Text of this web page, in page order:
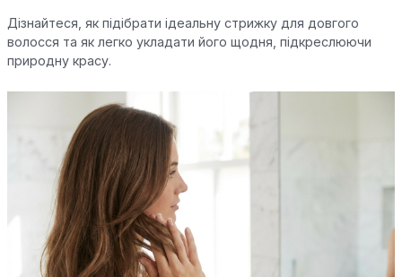
Дізнайтеся, як підібрати ідеальну стрижку для довгого
волосся та як легко укладати його щодня, підкреслюючи
природну красу.